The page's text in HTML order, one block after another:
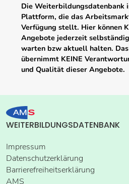
Die Weiterbildungsdatenbank
Plattform, die das
Verfügung stellt. Hier können
Angebote jederzeit
warten bzw aktuell halten.
übernimmt KEINE
und Qualität dieser Angebote.
WEITERBILDUNGSDATENBANK
Impressum
Datenschutzerklärung
Barrierefreiheitserklärung
AMS